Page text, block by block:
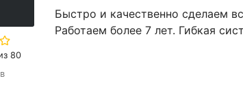
80
Быстро и качественно сделаем
Работаем более 7 лет. Гибкая